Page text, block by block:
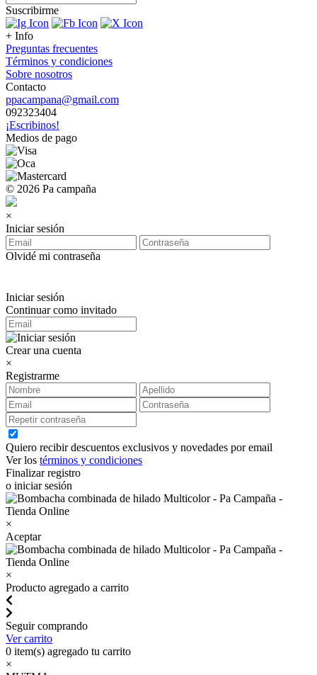
Suscribirme
+ Info
Preguntas frecuentes
Términos y condiciones
Sobre nosotros
Contacto
ppacampana@gmail.com
092323404
¡Escribinos!
Medios de pago
© 2026 Pa campaña
×
Iniciar sesión
Olvidé mi contraseña
Iniciar sesión
Continuar como invitado
Crear una cuenta
×
Registrarme
Quiero recibir descuentos exclusivos y novedades por email
Ver los términos y condiciones
Finalizar registro
o iniciar sesión
×
Aceptar
×
Producto agregado a carrito
Seguir comprando
Ver carrito
0 item(s) agregado tu carrito
×